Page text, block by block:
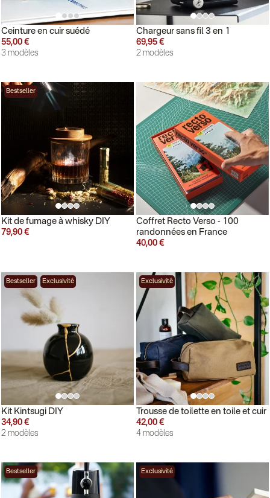
Ceinture en cuir suédé
55,00 €
3 modèles
Chargeur sans fil 3 en 1
69,95 €
2 modèles
Bestseller
Kit de fumage à whisky DIY
79,90 €
Coffret Recto Verso - 100
randonnées en France
40,00 €
Bestseller Exclusivité
Kit Kintsugi DIY
34,90 €
2 modèles
Exclusivité
Trousse de toilette en toile et cuir
42,00 €
4 modèles
Bestseller Exclusivité